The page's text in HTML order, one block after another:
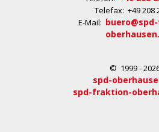
Telefax: +49 208
E-Mail:
© 1999 -
spd-
spd-fraktion-